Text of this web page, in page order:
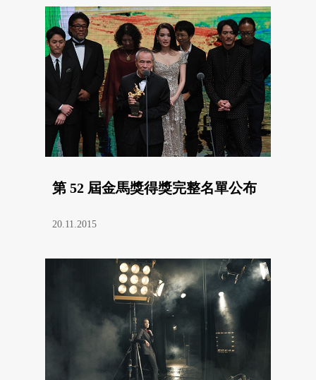
第 52 屆金馬獎得獎完整名單公布
20.11.2015